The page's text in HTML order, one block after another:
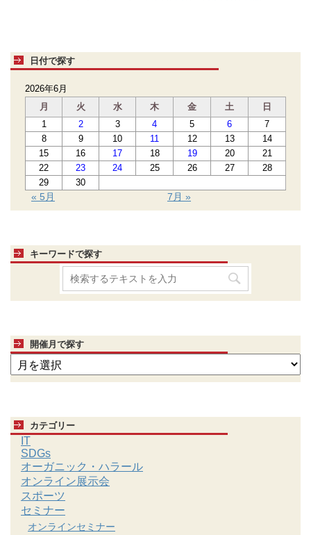
日付で探す
2026年6月
月
火 水 木 金 土
日
1
2 3 4 5 6
7
8
9 10 11 12 13
14
15
16 17 18 19 20
21
22
23 24 25 26 27
28
29
30
« 5月 7月 »
キーワードで探す
開催月で探す
カテゴリー
IT
SDGs
オーガニック・ハラール
オンライン展示会
スポーツ
セミナー
オンラインセミナー